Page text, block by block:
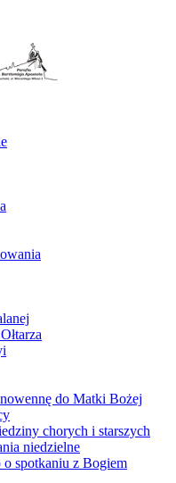
do Matki Bożej
chorych i starszych
niedzielne
spotkaniu z Bogiem